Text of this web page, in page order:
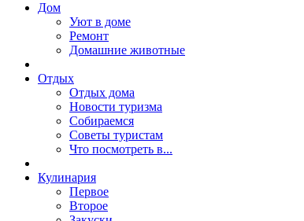
Дом
Уют в доме
Ремонт
Домашние животные
Отдых
Отдых дома
Новости туризма
Собираемся
Советы туристам
Что посмотреть в...
Кулинария
Первое
Второе